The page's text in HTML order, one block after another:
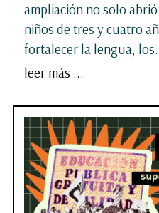
ampliación no solo
niños de tres y cuatro
fortalecer la lengua,
leer más ...